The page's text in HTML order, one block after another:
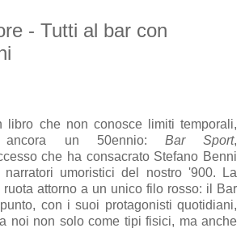
- Tutti al bar con
libro che non conosce limiti temporali,
ancora un 50ennio: Bar Sport,
che ha consacrato Stefano Benni
umoristici del nostro '900. La
ruota attorno a un unico filo rosso: il Bar
con i suoi protagonisti quotidiani,
noi non solo come tipi fisici, ma anche